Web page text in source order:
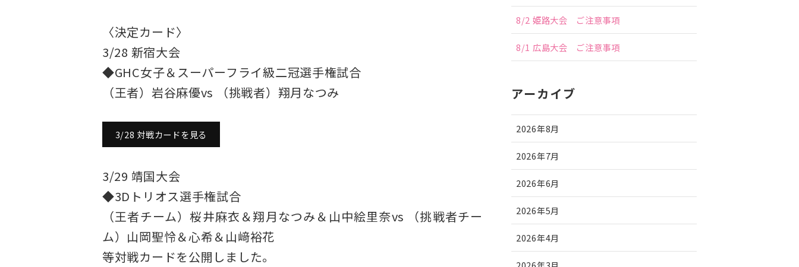
〈決定カード〉
3/28 新宿大会
◆GHC女子＆スーパーフライ級二冠選手権試合
（王者）岩谷麻優vs （挑戦者）翔月なつみ
3/28 対戦カードを見る
3/29 靖国大会
◆3Dトリオス選手権試合
（王者チーム）桜井麻衣＆翔月なつみ＆山中絵里奈vs （挑戦者チー
ム）山岡聖怜＆心希＆山﨑裕花
等対戦カードを公開しました。
8/2 姫路大会 ご注意事項
8/1 広島大会 ご注意事項
アーカイブ
2026年8月
2026年7月
2026年6月
2026年5月
2026年4月